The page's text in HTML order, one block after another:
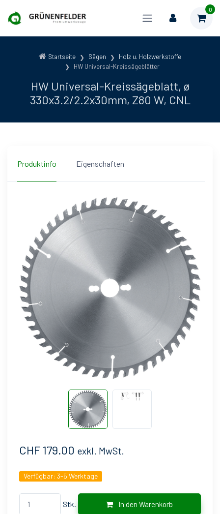
0
Startseite Sägen
Holz u. Holzwerkstoffe
HW Universal-Kreissägeblätter
HW Universal-Kreissägeblatt, ø
330x3.2/2.2x30mm, Z80 W, CNL
Produktinfo Eigenschaften
CHF 179.00 exkl. MwSt.
Verfügbar: 3-5 Werktage
Stk. In den Warenkorb